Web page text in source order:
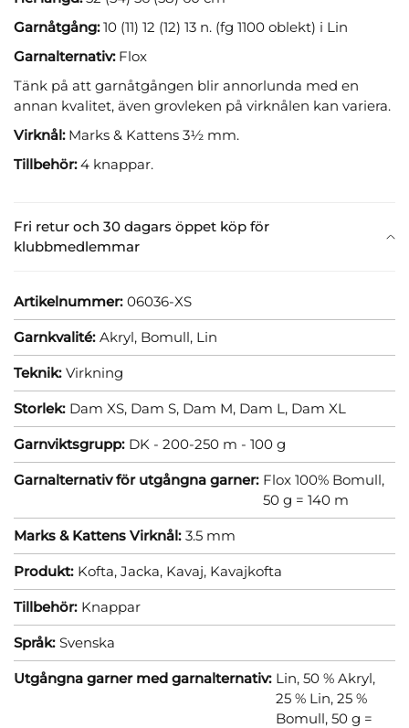
Fri retur och 30 dagars öppet köp för
klubbmedlemmar
Garnåtgång:10 (11) 12 (12) 13 n. (fg 1100 oblekt) i Lin
Garnalternativ:Flox
Tänk på att garnåtgången blir annorlunda med en
annan kvalitet, även grovleken på virknålen kan variera.
Virknål:Marks & Kattens 3½ mm.
Tillbehör:4 knappar.
Artikelnummer: 06036-XS
Garnkvalité: Akryl, Bomull, Lin
Teknik: Virkning
Storlek: Dam XS, Dam S, Dam M, Dam L, Dam XL
Garnviktsgrupp: DK - 200-250 m - 100 g
Garnalternativ för utgångna garner: Flox 100% Bomull,
50 g = 140 m
Marks & Kattens Virknål: 3.5 mm
Produkt: Kofta, Jacka, Kavaj, Kavajkofta
Tillbehör: Knappar
Språk: Svenska
Utgångna garner med garnalternativ: Lin, 50 % Akryl,
25 % Lin, 25 %
Bomull, 50 g =